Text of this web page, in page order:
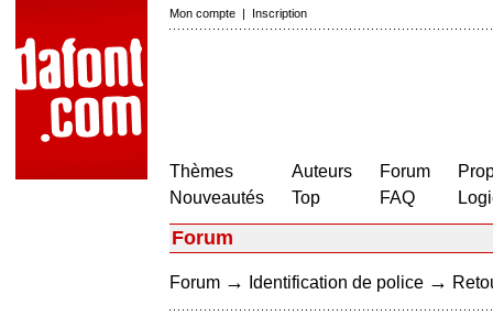
Mon compte | Inscription
Thèmes
Nouveautés
Auteurs
Top
Forum
FAQ
Forum
Forum → Identification de police →